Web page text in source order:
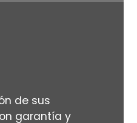
de sus
garantía y